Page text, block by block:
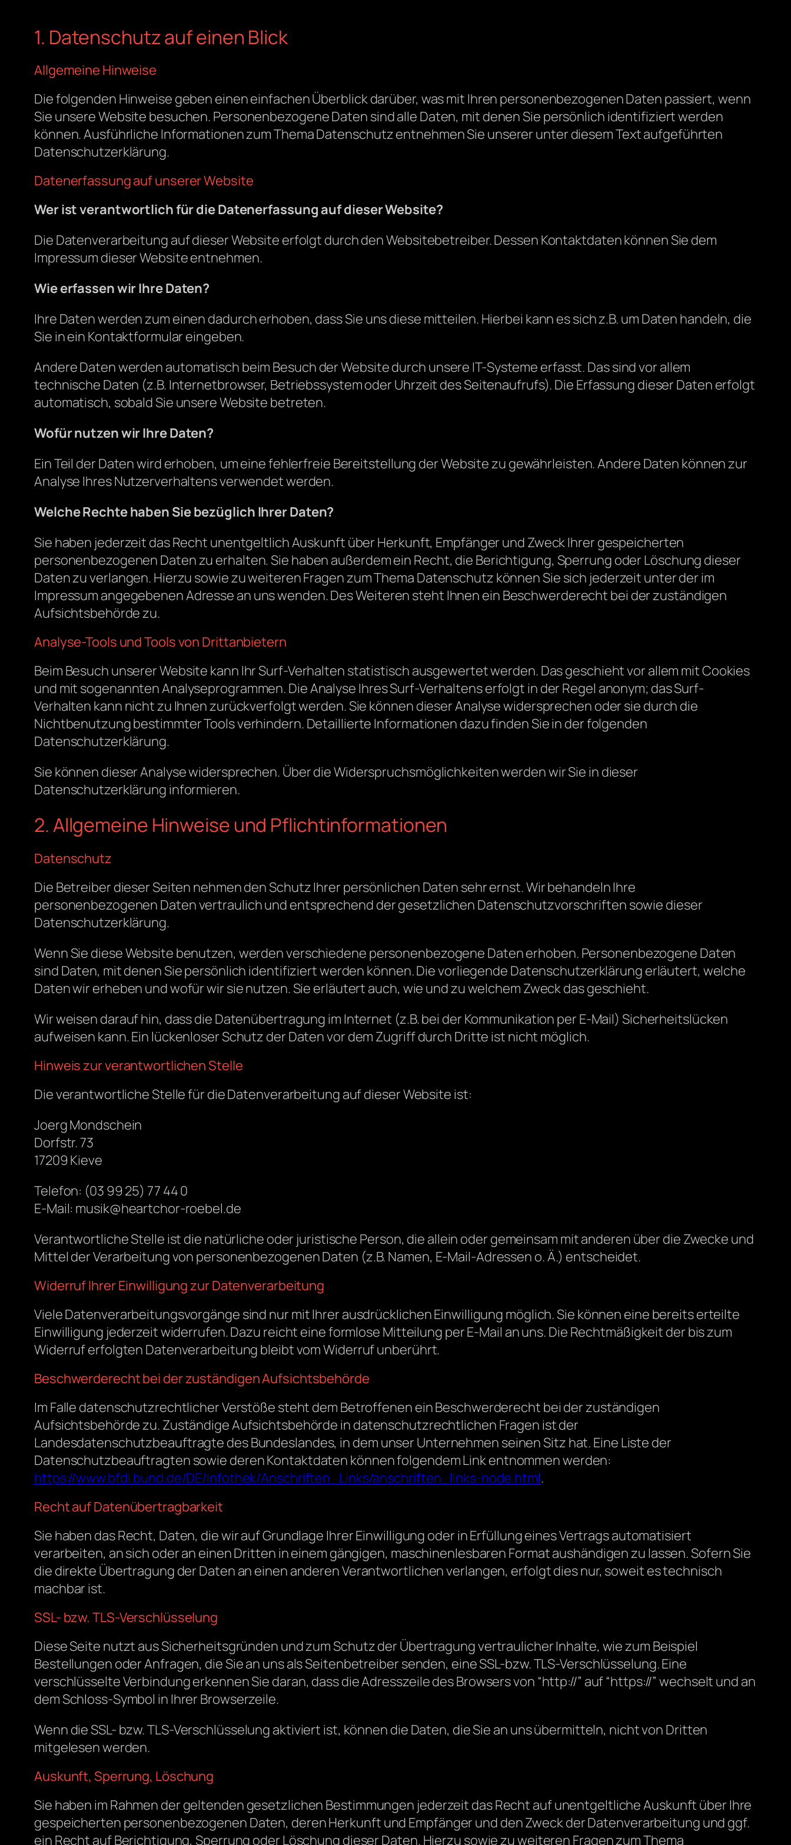
1. Datenschutz auf einen Blick
Allgemeine Hinweise
Die folgenden Hinweise geben einen einfachen Überblick darüber, was mit Ihren personenbezogenen Daten passiert, wenn
Sie unsere Website besuchen. Personenbezogene Daten sind alle Daten, mit denen Sie persönlich identifiziert werden
können. Ausführliche Informationen zum Thema Datenschutz entnehmen Sie unserer unter diesem Text aufgeführten
Datenschutzerklärung.
Datenerfassung auf unserer Website
Wer ist verantwortlich für die Datenerfassung auf dieser Website?
Die Datenverarbeitung auf dieser Website erfolgt durch den Websitebetreiber. Dessen Kontaktdaten können Sie dem
Impressum dieser Website entnehmen.
Wie erfassen wir Ihre Daten?
Ihre Daten werden zum einen dadurch erhoben, dass Sie uns diese mitteilen. Hierbei kann es sich z.B. um Daten handeln, die
Sie in ein Kontaktformular eingeben.
Andere Daten werden automatisch beim Besuch der Website durch unsere IT-Systeme erfasst. Das sind vor allem
technische Daten (z.B. Internetbrowser, Betriebssystem oder Uhrzeit des Seitenaufrufs). Die Erfassung dieser Daten erfolgt
automatisch, sobald Sie unsere Website betreten.
Wofür nutzen wir Ihre Daten?
Ein Teil der Daten wird erhoben, um eine fehlerfreie Bereitstellung der Website zu gewährleisten. Andere Daten können zur
Analyse Ihres Nutzerverhaltens verwendet werden.
Welche Rechte haben Sie bezüglich Ihrer Daten?
Sie haben jederzeit das Recht unentgeltlich Auskunft über Herkunft, Empfänger und Zweck Ihrer gespeicherten
personenbezogenen Daten zu erhalten. Sie haben außerdem ein Recht, die Berichtigung, Sperrung oder Löschung dieser
Daten zu verlangen. Hierzu sowie zu weiteren Fragen zum Thema Datenschutz können Sie sich jederzeit unter der im
Impressum angegebenen Adresse an uns wenden. Des Weiteren steht Ihnen ein Beschwerderecht bei der zuständigen
Aufsichtsbehörde zu.
Analyse-Tools und Tools von Drittanbietern
Beim Besuch unserer Website kann Ihr Surf-Verhalten statistisch ausgewertet werden. Das geschieht vor allem mit Cookies
und mit sogenannten Analyseprogrammen. Die Analyse Ihres Surf-Verhaltens erfolgt in der Regel anonym; das Surf-
Verhalten kann nicht zu Ihnen zurückverfolgt werden. Sie können dieser Analyse widersprechen oder sie durch die
Nichtbenutzung bestimmter Tools verhindern. Detaillierte Informationen dazu finden Sie in der folgenden
Datenschutzerklärung.
Sie können dieser Analyse widersprechen. Über die Widerspruchsmöglichkeiten werden wir Sie in dieser
Datenschutzerklärung informieren.
2. Allgemeine Hinweise und Pflichtinformationen
Datenschutz
Die Betreiber dieser Seiten nehmen den Schutz Ihrer persönlichen Daten sehr ernst. Wir behandeln Ihre
personenbezogenen Daten vertraulich und entsprechend der gesetzlichen Datenschutzvorschriften sowie dieser
Datenschutzerklärung.
Wenn Sie diese Website benutzen, werden verschiedene personenbezogene Daten erhoben. Personenbezogene Daten
sind Daten, mit denen Sie persönlich identifiziert werden können. Die vorliegende Datenschutzerklärung erläutert, welche
Daten wir erheben und wofür wir sie nutzen. Sie erläutert auch, wie und zu welchem Zweck das geschieht.
Wir weisen darauf hin, dass die Datenübertragung im Internet (z.B. bei der Kommunikation per E-Mail) Sicherheitslücken
aufweisen kann. Ein lückenloser Schutz der Daten vor dem Zugriff durch Dritte ist nicht möglich.
Hinweis zur verantwortlichen Stelle
Die verantwortliche Stelle für die Datenverarbeitung auf dieser Website ist:
Joerg Mondschein
Dorfstr. 73
17209 Kieve
Telefon: (03 99 25) 77 44 0
E-Mail: musik@heartchor-roebel.de
Verantwortliche Stelle ist die natürliche oder juristische Person, die allein oder gemeinsam mit anderen über die Zwecke und
Mittel der Verarbeitung von personenbezogenen Daten (z.B. Namen, E-Mail-Adressen o. Ä.) entscheidet.
Widerruf Ihrer Einwilligung zur Datenverarbeitung
Viele Datenverarbeitungsvorgänge sind nur mit Ihrer ausdrücklichen Einwilligung möglich. Sie können eine bereits erteilte
Einwilligung jederzeit widerrufen. Dazu reicht eine formlose Mitteilung per E-Mail an uns. Die Rechtmäßigkeit der bis zum
Widerruf erfolgten Datenverarbeitung bleibt vom Widerruf unberührt.
Beschwerderecht bei der zuständigen Aufsichtsbehörde
Im Falle datenschutzrechtlicher Verstöße steht dem Betroffenen ein Beschwerderecht bei der zuständigen
Aufsichtsbehörde zu. Zuständige Aufsichtsbehörde in datenschutzrechtlichen Fragen ist der
Landesdatenschutzbeauftragte des Bundeslandes, in dem unser Unternehmen seinen Sitz hat. Eine Liste der
Datenschutzbeauftragten sowie deren Kontaktdaten können folgendem Link entnommen werden:
https://www.bfdi.bund.de/DE/Infothek/Anschriften_Links/anschriften_links-node.html.
Recht auf Datenübertragbarkeit
Sie haben das Recht, Daten, die wir auf Grundlage Ihrer Einwilligung oder in Erfüllung eines Vertrags automatisiert
verarbeiten, an sich oder an einen Dritten in einem gängigen, maschinenlesbaren Format aushändigen zu lassen. Sofern Sie
die direkte Übertragung der Daten an einen anderen Verantwortlichen verlangen, erfolgt dies nur, soweit es technisch
machbar ist.
SSL- bzw. TLS-Verschlüsselung
Diese Seite nutzt aus Sicherheitsgründen und zum Schutz der Übertragung vertraulicher Inhalte, wie zum Beispiel
Bestellungen oder Anfragen, die Sie an uns als Seitenbetreiber senden, eine SSL-bzw. TLS-Verschlüsselung. Eine
verschlüsselte Verbindung erkennen Sie daran, dass die Adresszeile des Browsers von “http://” auf “https://” wechselt und an
dem Schloss-Symbol in Ihrer Browserzeile.
Wenn die SSL- bzw. TLS-Verschlüsselung aktiviert ist, können die Daten, die Sie an uns übermitteln, nicht von Dritten
mitgelesen werden.
Auskunft, Sperrung, Löschung
Sie haben im Rahmen der geltenden gesetzlichen Bestimmungen jederzeit das Recht auf unentgeltliche Auskunft über Ihre
gespeicherten personenbezogenen Daten, deren Herkunft und Empfänger und den Zweck der Datenverarbeitung und ggf.
ein Recht auf Berichtigung, Sperrung oder Löschung dieser Daten. Hierzu sowie zu weiteren Fragen zum Thema